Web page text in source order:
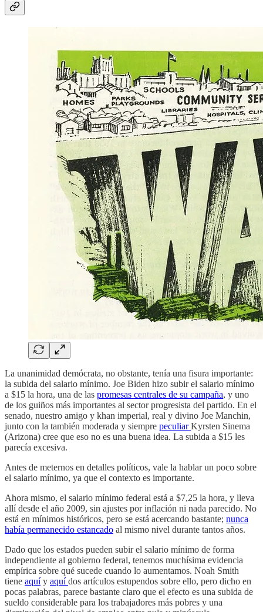
La unanimidad demócrata, no obstante, tenía una fisura importante:
la subida del salario mínimo. Joe Biden hizo subir el salario mínimo
a $15 la hora, una de las promesas centrales de su campaña, y uno
de los guiños más importantes al sector progresista del partido. En el
senado, nuestro amigo y khan imperial, real y divino Joe Manchin,
junto con la también moderada y siempre peculiarKyrsten Sinema
(Arizona) cree que eso no es una buena idea. La subida a $15 les
parecía excesiva.
Antes de meternos en detalles políticos, vale la hablar un poco sobre
el salario mínimo, ya que el contexto es importante.
Ahora mismo, el salario mínimo federal está a $7,25 la hora, y lleva
allí desde el año 2009, sin ajustes por inflación ni nada parecido. No
está en mínimos históricos, pero se está acercando bastante; nunca
había permanecido estancado al mismo nivel durante tantos años.
Dado que los estados pueden subir el salario mínimo de forma
independiente al gobierno federal, tenemos muchísima evidencia
empírica sobre qué sucede cuando lo aumentamos. Noah Smith
tiene aquíy aquídos artículos estupendos sobre ello, pero dicho en
pocas palabras, parece bastante claro que el efecto es una subida de
sueldo considerable para los trabajadores más pobres y una